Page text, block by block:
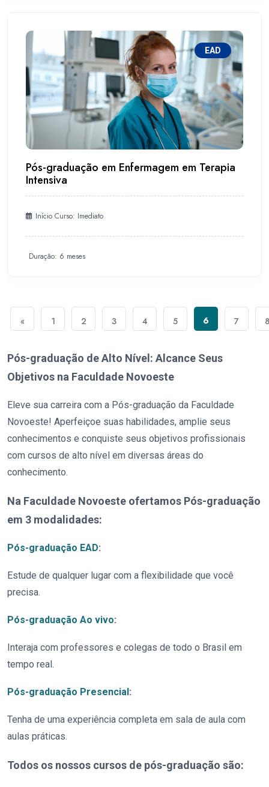
EAD
Pós-graduação em Enfermagem em Terapia
Intensiva
Início Curso: Imediato
Duração: 6 meses
« 1 2 3 4 5 6 7 8
Pós-graduação de Alto Nível: Alcance Seus
Objetivos na Faculdade Novoeste
Eleve sua carreira com a Pós-graduação da Faculdade
Novoeste! Aperfeiçoe suas habilidades, amplie seus
conhecimentos e conquiste seus objetivos profissionais
com cursos de alto nível em diversas áreas do
conhecimento.
Na Faculdade Novoeste ofertamos Pós-graduação
em 3 modalidades:
Pós-graduação EAD:
Estude de qualquer lugar com a flexibilidade que você
precisa.
Pós-graduação Ao vivo:
Interaja com professores e colegas de todo o Brasil em
tempo real.
Pós-graduação Presencial :
Tenha de uma experiência completa em sala de aula com
aulas práticas.
Todos os nossos cursos de pós-graduação são: